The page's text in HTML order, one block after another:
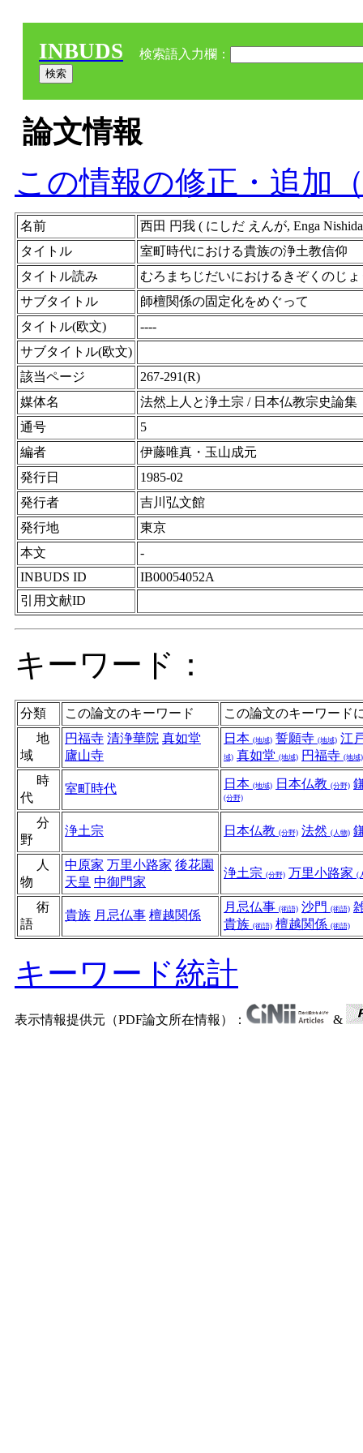
INBUDS 検索語入力欄：
論文情報
この情報の修正・追加
名前
西田 円我 ( にしだ えんが, Enga
タイトル
室町時代における貴族の浄土教信仰
タイトル読み
むろまちじだいにおけるきぞくのじ
サブタイトル
師檀関係の固定化をめぐって
タイトル(欧文)
----
サブタイトル(欧文)
該当ページ
267-291(R)
媒体名
法然上人と浄土宗 / 日本仏教宗史論集
通号
5
編者
伊藤唯真・玉山成元
発行日
1985-02
発行者
吉川弘文館
発行地
東京
本文
-
INBUDS ID
IB00054052A
引用文献ID
キーワード：
分類 この論文のキーワード
この論文のキーワード
地
域
円福寺 清浄華院 真如堂
廬山寺
日本 (地域) 誓願寺 (地域) 江
域) 真如堂 (地域) 円福寺 (地域)
時
代
室町時代 日本 (地域) 日本仏教 (分野)
(分野)
分
野
浄土宗 日本仏教 (分野) 法然 (人物)
人
物
中原家 万里小路家 後花園
天皇 中御門家
浄土宗 (分野) 万里小路家 (
術
語
貴族 月忌仏事 檀越関係
月忌仏事 (術語) 沙門 (術語)
貴族 (術語) 檀越関係 (術語)
キーワード統計
表示情報提供元（PDF論文所在情報）： &